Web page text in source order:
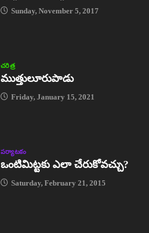
Sunday, November 5, 2017
చరిత్ర
ముత్తులూరుపాడు
Friday, January 15, 2021
పర్యాటకం
ఒంటిమిట్టకు ఎలా చేరుకోవచ్చు?
Saturday, February 21, 2015